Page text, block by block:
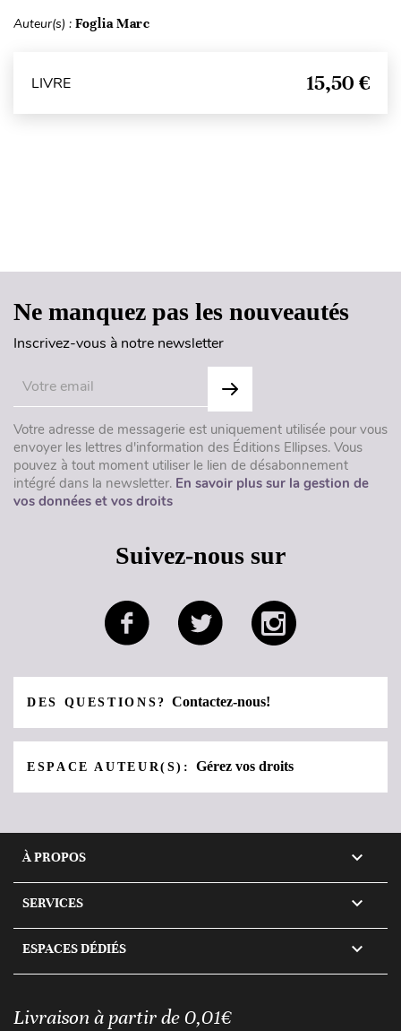
Auteur(s) : Foglia Marc
LIVRE 15,50 €
Ne manquez pas les nouveautés
Inscrivez-vous à notre newsletter
Votre adresse de messagerie est uniquement utilisée pour vous
envoyer les lettres d'information des Éditions Ellipses. Vous
pouvez à tout moment utiliser le lien de désabonnement
intégré dans la newsletter. En savoir plus sur la gestion de
vos données et vos droits
Suivez-nous sur
DES QUESTIONS?Contactez-nous!
ESPACE AUTEUR(S):Gérez vos droits
À PROPOS 
SERVICES 
ESPACES DÉDIÉS 
Livraison à partir de 0,01€